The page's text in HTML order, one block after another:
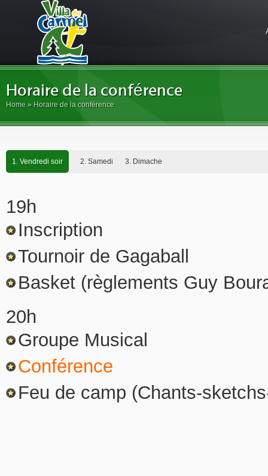
Horaire de la conférence
Home » Horaire de la conférence
Vendredi soir Samedi Dimache
19h
Inscription
Tournoir de Gagaball
Basket (règlements Guy
20h
Groupe Musical
Conférence
Feu de camp (Chants-